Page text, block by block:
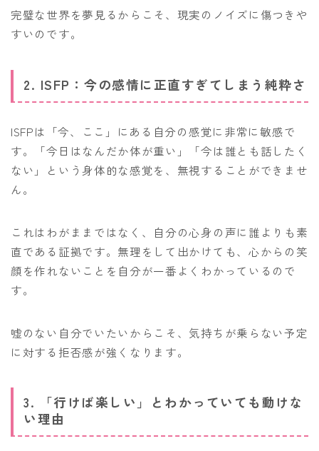
完璧な世界を夢見るからこそ、現実のノイズに傷つきや
すいのです。
2. ISFP：今の感情に正直すぎてしまう純粋さ
ISFPは「今、ここ」にある自分の感覚に非常に敏感で
す。「今日はなんだか体が重い」「今は誰とも話したく
ない」という身体的な感覚を、無視することができませ
ん。
これはわがままではなく、自分の心身の声に誰よりも素
直である証拠です。無理をして出かけても、心からの笑
顔を作れないことを自分が一番よくわかっているので
す。
嘘のない自分でいたいからこそ、気持ちが乗らない予定
に対する拒否感が強くなります。
3. 「行けば楽しい」とわかっていても動けな
い理由